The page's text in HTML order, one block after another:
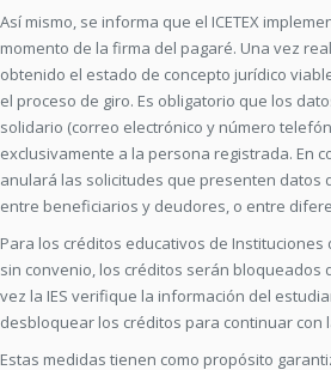
Así mismo, se informa que el ICETEX
momento de la firma del pagaré. Una vez
obtenido el estado de concepto jurídico
el proceso de giro. Es obligatorio que los
solidario (correo electrónico y número
exclusivamente a la persona registrada. En
anulará las solicitudes que presenten datos
entre beneficiarios y deudores, o entre
Para los créditos educativos de Instituciones
sin convenio, los créditos serán bloqueados
vez la IES verifique la información del
desbloquear los créditos para continuar con
Estas medidas tienen como propósito